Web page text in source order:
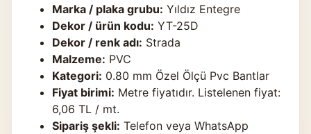
Marka / plaka grubu: Yıldız Entegre
Dekor / ürün kodu: YT-25D
Dekor / renk adı: Strada
Malzeme: PVC
Kategori: 0.80 mm Özel Ölçü Pvc Bantlar
Fiyat birimi: Metre fiyatıdır. Listelenen fiyat:
6,06 TL / mt.
Sipariş şekli: Telefon veya WhatsApp